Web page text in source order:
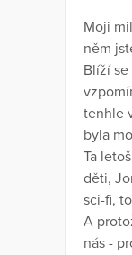
Moji
něm
Blíží
tenhle
byla
Ta
děti,
sci-fi,
A
nás -